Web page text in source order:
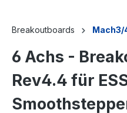
Breakoutboards Mach3/
6 Achs -
Rev4.4 für